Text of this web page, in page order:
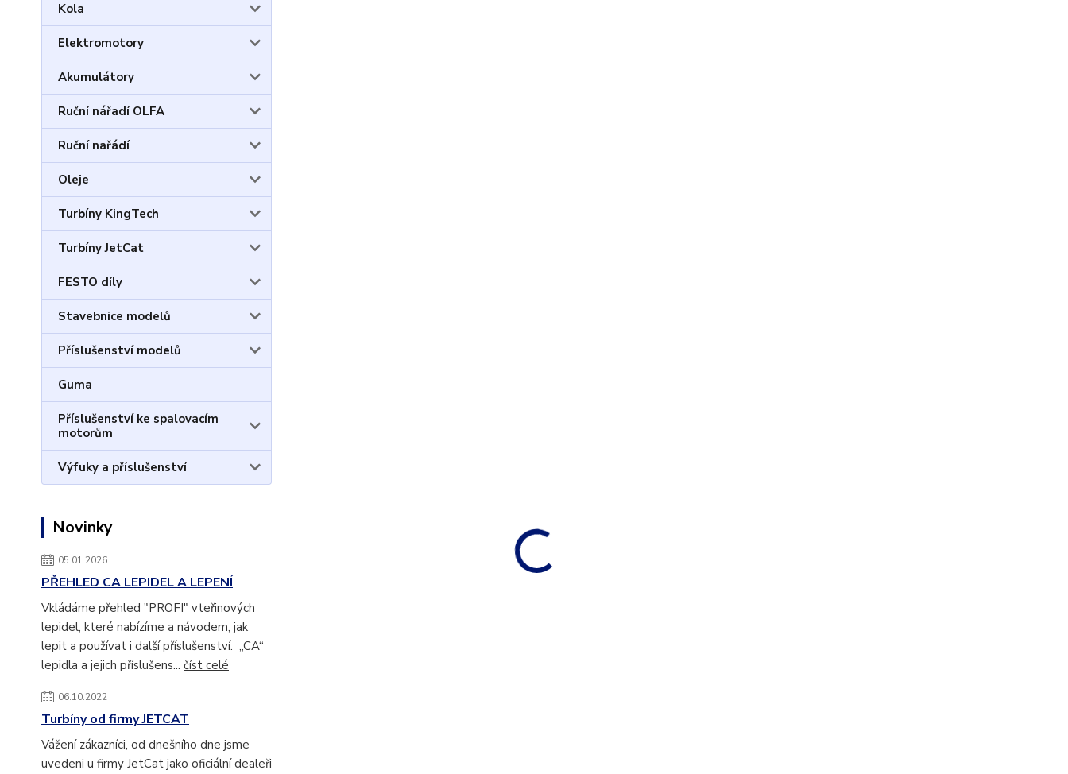
Kola
Elektromotory
Akumulátory
Ruční nářadí OLFA
Ruční nařádí
Oleje
Turbíny KingTech
Turbíny JetCat
FESTO díly
Stavebnice modelů
Příslušenství modelů
Guma
Příslušenství ke spalovacím
motorům
Výfuky a příslušenství
Novinky
05.01.2026
PŘEHLED CA LEPIDEL A LEPENÍ
Vkládáme přehled "PROFI" vteřinových
lepidel, které nabízíme a návodem, jak
lepit a používat i další příslušenství. „CA“
lepidla a jejich příslušens... číst celé
06.10.2022
Turbíny od firmy JETCAT
Vážení zákazníci, od dnešního dne jsme
uvedeni u firmy JetCat jako oficiální dealeři